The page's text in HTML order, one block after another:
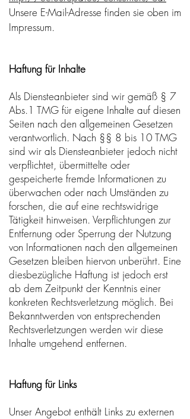
Unsere E-Mail-Adresse finden sie oben im
Impressum.
Haftung für Inhalte
Als Diensteanbieter sind wir gemäß § 7
Abs.1 TMG für eigene Inhalte auf diesen
Seiten nach den allgemeinen Gesetzen
verantwortlich. Nach §§ 8 bis 10 TMG
sind wir als Diensteanbieter jedoch nicht
verpflichtet, übermittelte oder
gespeicherte fremde Informationen zu
überwachen oder nach Umständen zu
forschen, die auf eine rechtswidrige
Tätigkeit hinweisen. Verpflichtungen zur
Entfernung oder Sperrung der Nutzung
von Informationen nach den allgemeinen
Gesetzen bleiben hiervon unberührt. Eine
diesbezügliche Haftung ist jedoch erst
ab dem Zeitpunkt der Kenntnis einer
konkreten Rechtsverletzung möglich. Bei
Bekanntwerden von entsprechenden
Rechtsverletzungen werden wir diese
Inhalte umgehend entfernen.
Haftung für Links
Unser Angebot enthält Links zu externen